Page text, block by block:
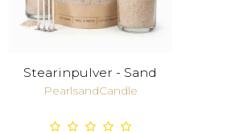
Stearinpulver - Sand
PearlsandCandle